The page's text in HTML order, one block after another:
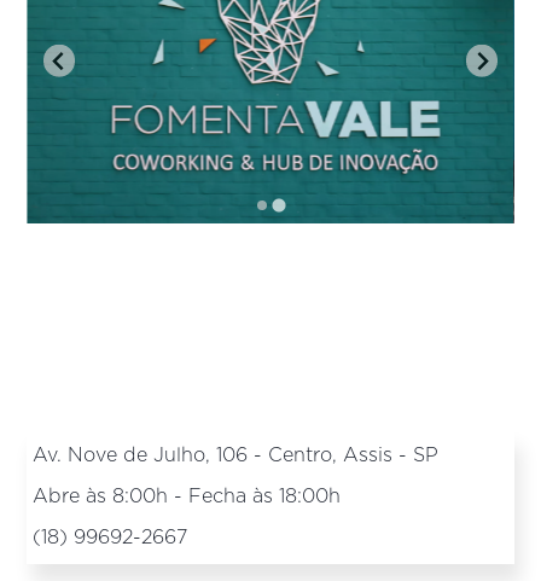
Av. Nove de Julho, 106 - Centro, Assis - SP
Abre às 8:00h - Fecha às 18:00h
(18) 99692-2667